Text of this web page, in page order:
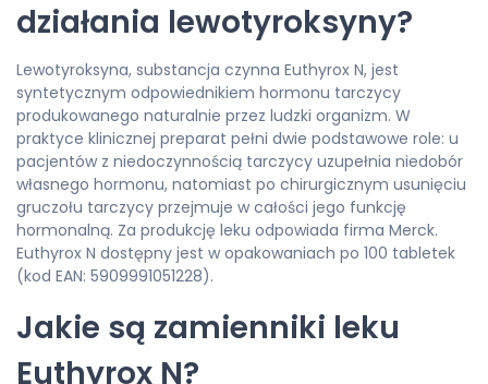
działania lewotyroksyny?
Lewotyroksyna, substancja czynna Euthyrox N, jest
syntetycznym odpowiednikiem hormonu tarczycy
produkowanego naturalnie przez ludzki organizm. W
praktyce klinicznej preparat pełni dwie podstawowe role: u
pacjentów z niedoczynnością tarczycy uzupełnia niedobór
własnego hormonu, natomiast po chirurgicznym usunięciu
gruczołu tarczycy przejmuje w całości jego funkcję
hormonalną. Za produkcję leku odpowiada firma Merck.
Euthyrox N dostępny jest w opakowaniach po 100 tabletek
(kod EAN: 5909991051228).
Jakie są zamienniki leku
Euthyrox N?